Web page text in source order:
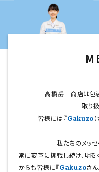
高橋岳三商店は包
取り
皆様には『Gakuzo
私たちのメッ
常に変革に挑戦し続け、明る
からも皆様に『Gakuzoさ